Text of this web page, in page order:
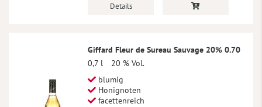
Details
Giffard Fleur de Sureau Sauvage 20% 0.70
0,7 l
20 % Vol.
blumig
Honignoten
facettenreich